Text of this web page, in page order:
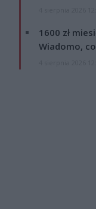
1600 zł
Wiadomo,